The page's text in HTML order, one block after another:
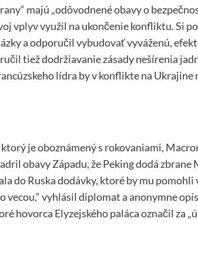
majú „odôvodnené obavy o
vplyv využil na ukončenie konfliktu. Si
a odporučil vybudovať vyváženú,
tiež dodržiavanie zásady nešírenia
lídra by v konflikte na Ukrajine
je oboznámený s rokovaniami,
obavy Západu, že Peking dodá zbrane
do Ruska dodávky, ktoré by mu
vecou,“ vyhlásil diplomat a anonymne
hovorca Elyzejského paláca označil za